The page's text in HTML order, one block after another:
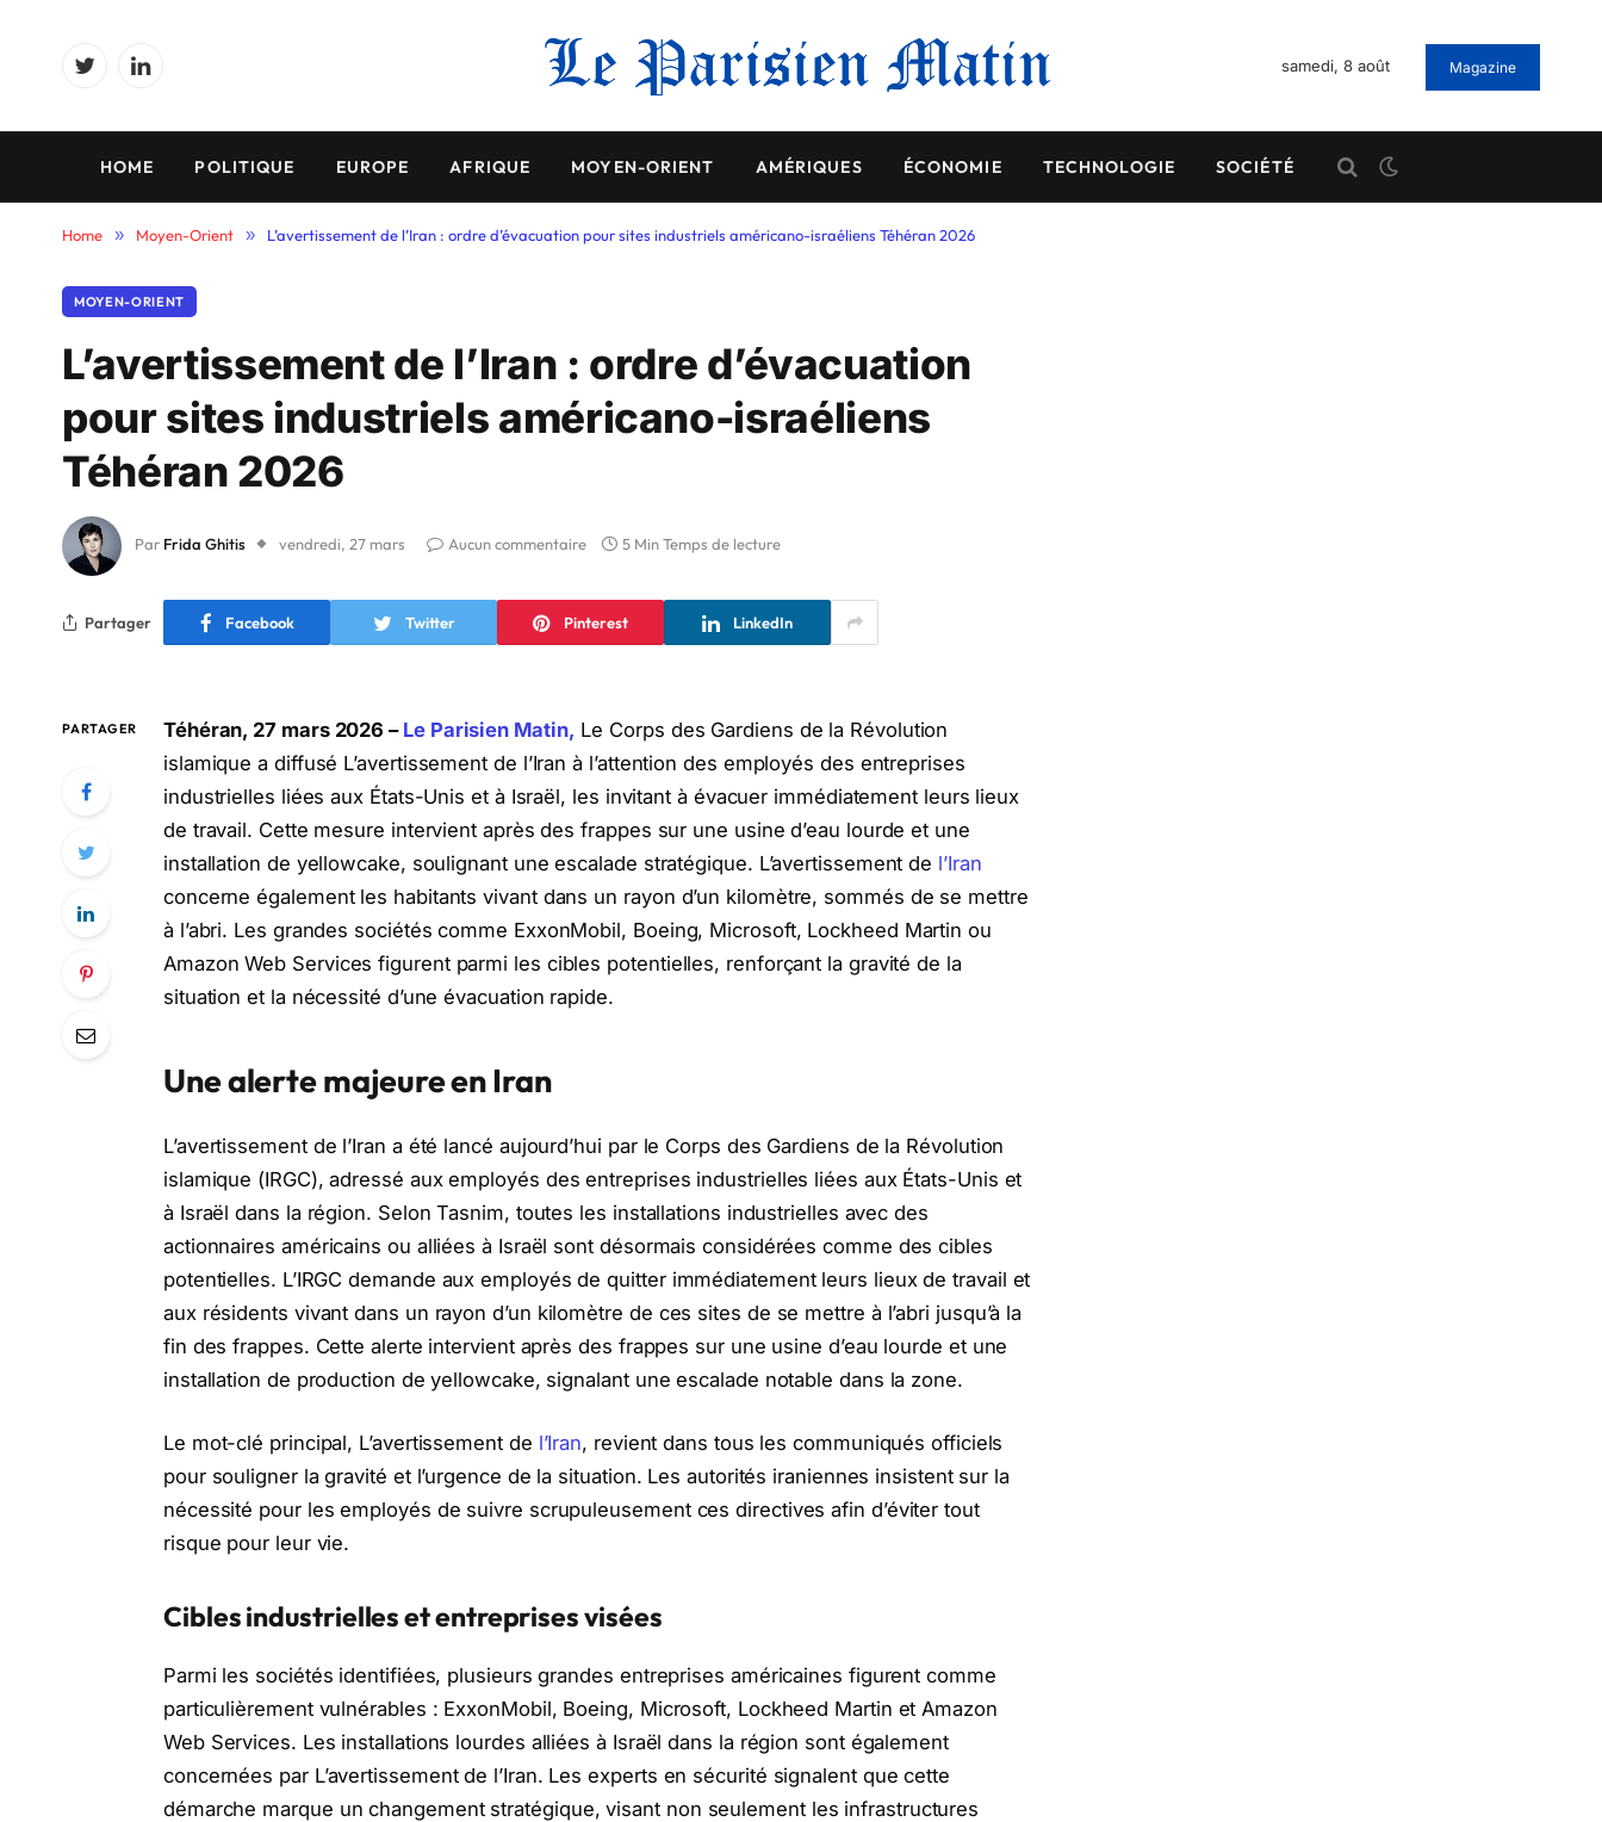
TwitterLinkedIn
samedi, 8 août Magazine
HOME POLITIQUE EUROPE AFRIQUE MOYEN-ORIENT AMÉRIQUES ÉCONOMIE TECHNOLOGIE SOCIÉTÉ
Home » Moyen-Orient » L’avertissement de l’Iran : ordre d’évacuation pour sites industriels américano-israéliens Téhéran 2026
MOYEN-ORIENT
L’avertissement de l’Iran : ordre d’évacuation
pour sites industriels américano-israéliens
Téhéran 2026
Par Frida Ghitis vendredi, 27 mars Aucun commentaire 5 Min Temps de lecture
Partager Facebook Twitter Pinterest LinkedIn
PARTAGER Téhéran, 27 mars 2026 – Le Parisien Matin, Le Corps des Gardiens de la Révolution
islamique a diffusé L’avertissement de l’Iran à l’attention des employés des entreprises
industrielles liées aux États-Unis et à Israël, les invitant à évacuer immédiatement leurs lieux
de travail. Cette mesure intervient après des frappes sur une usine d’eau lourde et une
installation de yellowcake, soulignant une escalade stratégique. L’avertissement de l’Iran
concerne également les habitants vivant dans un rayon d’un kilomètre, sommés de se mettre
à l’abri. Les grandes sociétés comme ExxonMobil, Boeing, Microsoft, Lockheed Martin ou
Amazon Web Services figurent parmi les cibles potentielles, renforçant la gravité de la
situation et la nécessité d’une évacuation rapide.
Une alerte majeure en Iran
L’avertissement de l’Iran a été lancé aujourd’hui par le Corps des Gardiens de la Révolution
islamique (IRGC), adressé aux employés des entreprises industrielles liées aux États-Unis et
à Israël dans la région. Selon Tasnim, toutes les installations industrielles avec des
actionnaires américains ou alliées à Israël sont désormais considérées comme des cibles
potentielles. L’IRGC demande aux employés de quitter immédiatement leurs lieux de travail et
aux résidents vivant dans un rayon d’un kilomètre de ces sites de se mettre à l’abri jusqu’à la
fin des frappes. Cette alerte intervient après des frappes sur une usine d’eau lourde et une
installation de production de yellowcake, signalant une escalade notable dans la zone.
Le mot-clé principal, L’avertissement de l’Iran, revient dans tous les communiqués officiels
pour souligner la gravité et l’urgence de la situation. Les autorités iraniennes insistent sur la
nécessité pour les employés de suivre scrupuleusement ces directives afin d’éviter tout
risque pour leur vie.
Cibles industrielles et entreprises visées
Parmi les sociétés identifiées, plusieurs grandes entreprises américaines figurent comme
particulièrement vulnérables : ExxonMobil, Boeing, Microsoft, Lockheed Martin et Amazon
Web Services. Les installations lourdes alliées à Israël dans la région sont également
concernées par L’avertissement de l’Iran. Les experts en sécurité signalent que cette
démarche marque un changement stratégique, visant non seulement les infrastructures